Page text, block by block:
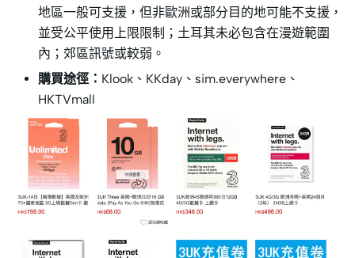
地區一般可支援，但非歐洲或部分目的地可能不支援，
並受公平使用上限限制；土耳其未必包含在漫遊範圍
內；郊區訊號或較弱。
購買途徑： Klook、KKday、sim.everywhere、
HKTVmall